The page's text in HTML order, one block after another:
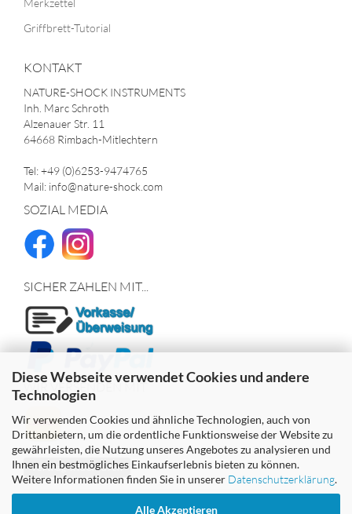
Diese Webseite verwendet Cookies und andere
Technologien
Wir verwenden Cookies und ähnliche Technologien, auch von
Drittanbietern, um die ordentliche Funktionsweise der Website zu
gewährleisten, die Nutzung unseres Angebotes zu analysieren und
Ihnen ein bestmögliches Einkaufserlebnis bieten zu können.
Weitere Informationen finden Sie in unserer Datenschutzerklärung.
Alle Akzeptieren
Griffbrett-Tutorial
KONTAKT
NATURE-SHOCK INSTRUMENTS
Inh. Marc Schroth
Alzenauer Str. 11
64668 Rimbach-Mitlechtern
Tel: +49 (0)6253-9474765
Mail: info@nature-shock.com
SOZIAL MEDIA
SICHER ZAHLEN MIT...
WIR VERSENDEN MIT
Vertrag widerrufen